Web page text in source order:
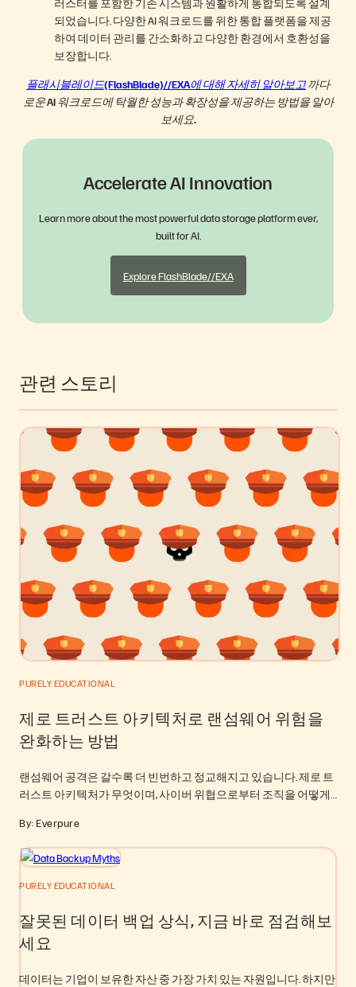
되었습니다. 다양한 AI 워크로드를 위한 통합 플랫폼을 제공
하여 데이터 관리를 간소화하고 다양한 환경에서 호환성을
보장합니다.
플래시블레이드(FlashBlade)//EXA에 대해 자세히 알아보고까다
로운 AI 워크로드에 탁월한 성능과 확장성을 제공하는 방법을 알아
보세요.
Accelerate AI Innovation
Learn more about the most powerful data storage platform ever,
built for AI.
Explore FlashBlade//EXA
관련 스토리
PURELY EDUCATIONAL
제로 트러스트 아키텍처로 랜섬웨어 위험을
완화하는 방법
랜섬웨어 공격은 갈수록 더 빈번하고 정교해지고 있습니다. 제로 트
러스트 아키텍처가 무엇이며, 사이버 위협으로부터 조직을 어떻게…
By: Everpure
PURELY EDUCATIONAL
잘못된 데이터 백업 상식, 지금 바로 점검해보
세요
데이터는 기업이 보유한 자산 중 가장 가치 있는 자원입니다. 하지만